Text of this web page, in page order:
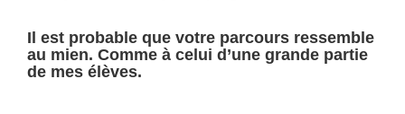
Il est probable que votre parcours ressemble
au mien. Comme à celui d’une grande partie
de mes élèves.